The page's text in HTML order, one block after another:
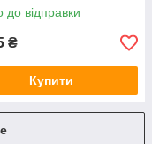
до відправки
₴
Купити